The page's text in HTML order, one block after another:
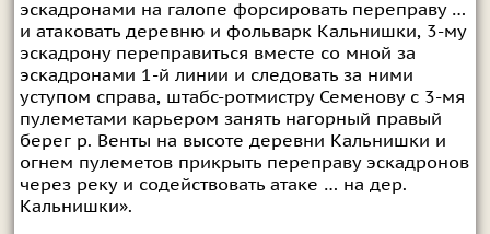
эскадронами на галопе форсировать переправу …
и атаковать деревню и фольварк Кальнишки, 3-му
эскадрону переправиться вместе со мной за
эскадронами 1-й линии и следовать за ними
уступом справа, штабс-ротмистру Семенову с 3-мя
пулеметами карьером занять нагорный правый
берег р. Венты на высоте деревни Кальнишки и
огнем пулеметов прикрыть переправу эскадронов
через реку и содействовать атаке … на дер.
Кальнишки».